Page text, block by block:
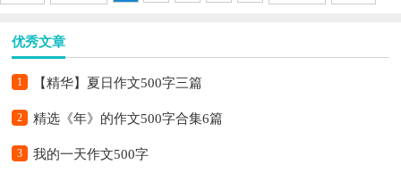
优秀文章
1 【精华】夏日作文500字三篇
2 精选《年》的作文500字合集6篇
3 我的一天作文500字